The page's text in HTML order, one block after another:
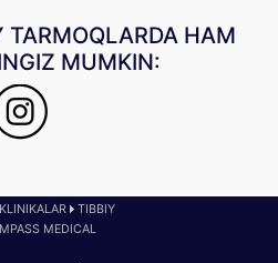
TARMOQLARDA HAM
MUMKIN:
TIBBIY
MEDICAL